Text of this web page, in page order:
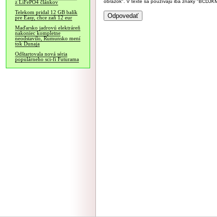
z LiFePO4 článkov
Telekom pridal 12 GB balík
pre Easy, chce zaň 12 eur
Maďarsko jadrovú elektráreň
nakoniec kompletne
neodstavilo, Rumunsko mení
tok Dunaja
Odštartovala nová séria
populárneho sci-fi Futurama
obrázok". V texte sa používajú iba znaky